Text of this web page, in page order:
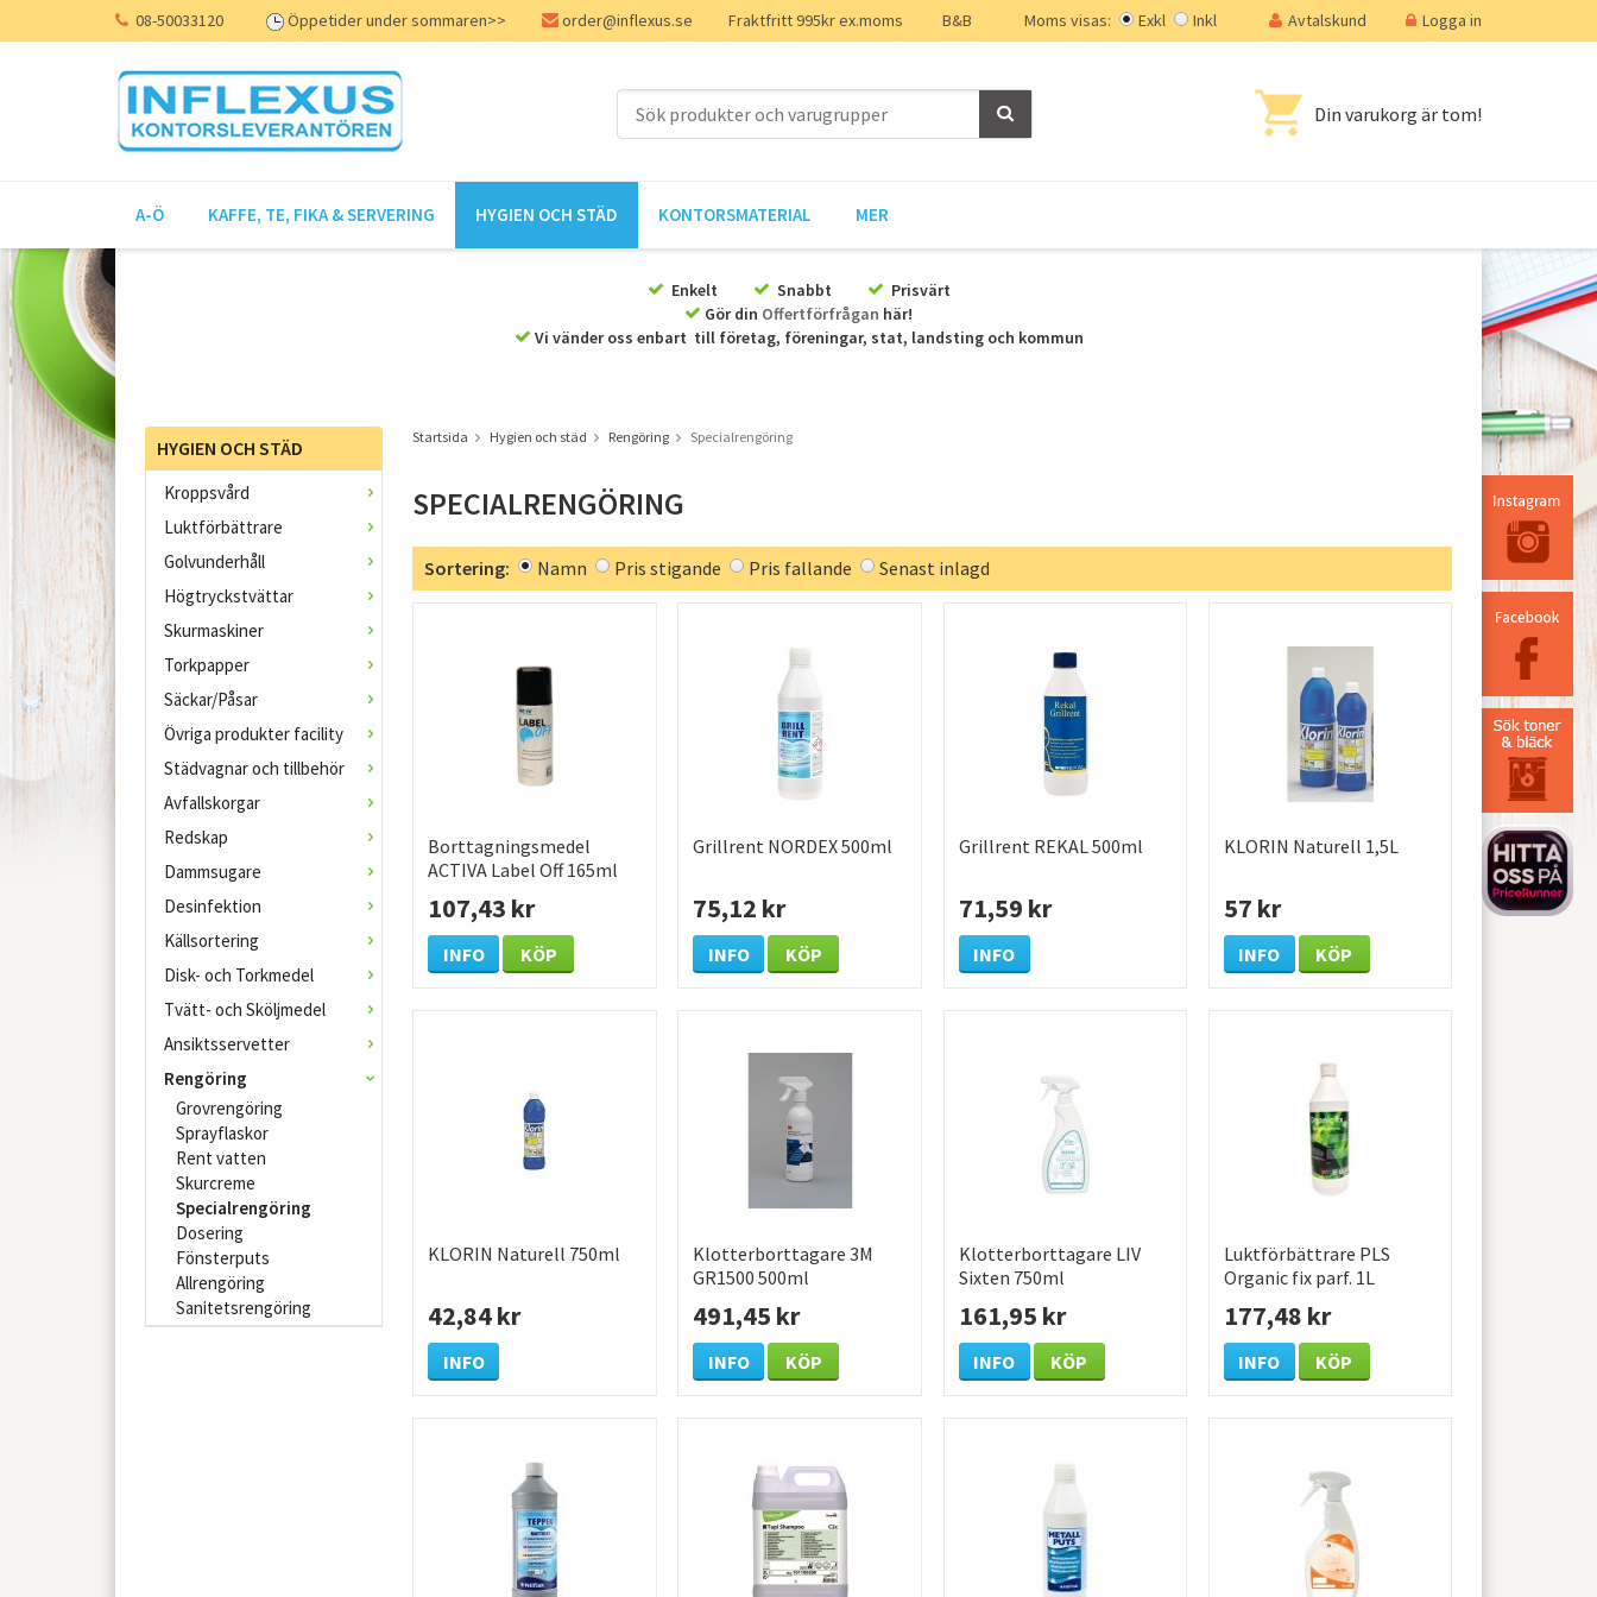
08-50033120 Öppetider under sommaren>> order@inflexus.se Fraktfritt 995kr ex.moms B&B Avtalskund Logga in
Moms visas: Exkl Inkl
Din varukorg är tom!
A-Ö KAFFE, TE, FIKA & SERVERING HYGIEN OCH STÄD KONTORSMATERIAL MER
Enkelt Snabbt
Prisvärt
Gör din Offertförfrågan här!
Vi vänder oss enbart till företag, föreningar, stat, landsting och kommun
HYGIEN OCH STÄD
Kroppsvård
Luktförbättrare
Golvunderhåll
Högtryckstvättar
Skurmaskiner
Torkpapper
Säckar/Påsar
Övriga produkter facility
Städvagnar och tillbehör
Avfallskorgar
Redskap
Dammsugare
Desinfektion
Källsortering
Disk- och Torkmedel
Tvätt- och Sköljmedel
Ansiktsservetter
Rengöring
Grovrengöring
Sprayflaskor
Rent vatten
Skurcreme
Specialrengöring
Dosering
Fönsterputs
Allrengöring
Sanitetsrengöring
Startsida Hygien och städ Rengöring Specialrengöring
SPECIALRENGÖRING
Sortering: Namn Pris stigande Pris fallande Senast inlagd
Borttagningsmedel
ACTIVA Label Off 165ml
107,43 kr
INFO KÖP
Grillrent NORDEX 500ml
75,12 kr
INFO KÖP
Grillrent REKAL 500ml
71,59 kr
INFO
KLORIN Naturell 1,5L
57 kr
INFO KÖP
KLORIN Naturell 750ml
42,84 kr
INFO
Klotterborttagare 3M
GR1500 500ml
491,45 kr
INFO KÖP
Klotterborttagare LIV
Sixten 750ml
161,95 kr
INFO KÖP
Luktförbättrare PLS
Organic fix parf. 1L
177,48 kr
INFO KÖP